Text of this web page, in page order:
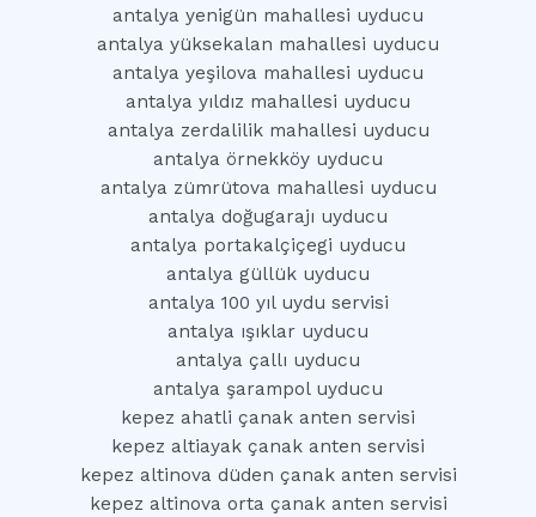
antalya yenigün mahallesi uyducu
antalya yüksekalan mahallesi uyducu
antalya yeşilova mahallesi uyducu
antalya yıldız mahallesi uyducu
antalya zerdalilik mahallesi uyducu
antalya örnekköy uyducu
antalya zümrütova mahallesi uyducu
antalya doğugarajı uyducu
antalya portakalçiçegi uyducu
antalya güllük uyducu
antalya 100 yıl uydu servisi
antalya ışıklar uyducu
antalya çallı uyducu
antalya şarampol uyducu
kepez ahatli çanak anten servisi
kepez altiayak çanak anten servisi
kepez altinova düden çanak anten servisi
kepez altinova orta çanak anten servisi